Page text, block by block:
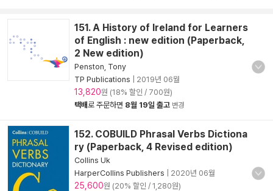
151. A History of Ireland for Learners
of English : new edition (Paperback,
2 New edition)
Penston, Tony
TP Publications
2019년 06월
13,820원 (18% 할인 / 700원)
택배로 주문하면 8월 19일 출고 변경
152. COBUILD Phrasal Verbs Dictiona
ry (Paperback, 4 Revised edition)
Collins Uk
HarperCollins Publishers
2020년 06월
25,600원 (20% 할인 / 1,280원)